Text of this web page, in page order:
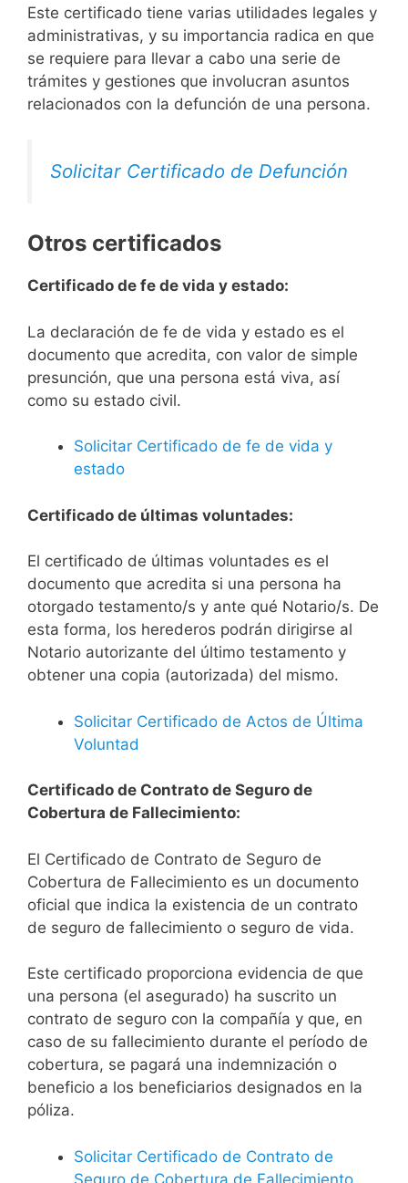
Este certificado tiene varias utilidades legales y
administrativas, y su importancia radica en que
se requiere para llevar a cabo una serie de
trámites y gestiones que involucran asuntos
relacionados con la defunción de una persona.
Solicitar Certificado de Defunción
Otros certificados
Certificado de fe de vida y estado:
La declaración de fe de vida y estado es el
documento que acredita, con valor de simple
presunción, que una persona está viva, así
como su estado civil.
Solicitar Certificado de fe de vida y
estado
Certificado de últimas voluntades:
El certificado de últimas voluntades es el
documento que acredita si una persona ha
otorgado testamento/s y ante qué Notario/s. De
esta forma, los herederos podrán dirigirse al
Notario autorizante del último testamento y
obtener una copia (autorizada) del mismo.
Solicitar Certificado de Actos de Última
Voluntad
Certificado de Contrato de Seguro de
Cobertura de Fallecimiento:
El Certificado de Contrato de Seguro de
Cobertura de Fallecimiento es un documento
oficial que indica la existencia de un contrato
de seguro de fallecimiento o seguro de vida.
Este certificado proporciona evidencia de que
una persona (el asegurado) ha suscrito un
contrato de seguro con la compañía y que, en
caso de su fallecimiento durante el período de
cobertura, se pagará una indemnización o
beneficio a los beneficiarios designados en la
póliza.
Solicitar Certificado de Contrato de
Seguro de Cobertura de Fallecimiento